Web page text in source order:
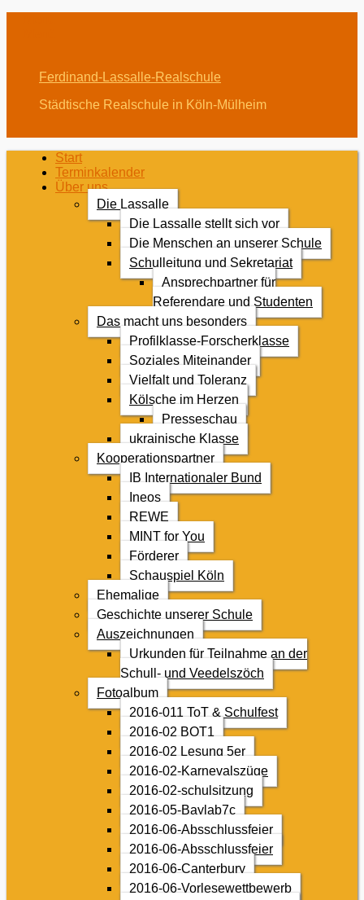
Ferdinand-Lassalle-Realschule
Städtische Realschule in Köln-Mülheim
Erstes
Menü
Zum
Inhalt:
Start
Terminkalender
Über uns
Die Lassalle
Die Lassalle stellt sich vor
Die Menschen an unserer Schule
Schulleitung und Sekretariat
Ansprechpartner für
Referendare und Studenten
Das macht uns besonders
Profilklasse-Forscherklasse
Soziales Miteinander
Vielfalt und Toleranz
Kölsche im Herzen
Presseschau
ukrainische Klasse
Kooperationspartner
IB Internationaler Bund
Ineos
REWE
MINT for You
Förderer
Schauspiel Köln
Ehemalige
Geschichte unserer Schule
Auszeichnungen
Urkunden für Teilnahme an der
Schull- und Veedelszöch
Fotoalbum
2016-011 ToT & Schulfest
2016-02 BOT1
2016-02 Lesung 5er
2016-02-Karnevalszüge
2016-02-schulsitzung
2016-05-Baylab7c
2016-06-Absschlussfeier
2016-06-Absschlussfeier
2016-06-Canterbury
2016-06-Vorlesewettbewerb